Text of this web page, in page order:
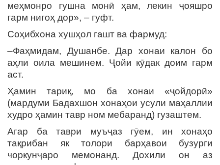
меҳмонро гушна монӣ ҳам, лекин ҷояшро
гарм нигоҳ дор», – гуфт.
Соҳибхона хушҳол гашт ва фармуд:
–Фаҳмидам, Душанбе. Дар хонаи калон бо
аҳли оила мешинем. Ҷойи кӯдак доим гарм
аст.
Ҳамин тариқ, мо ба хонаи «ҷойдорӣ»
(мардуми Бадахшон хонаҳои усули маҳаллии
худро ҳамин тавр ном мебаранд) гузаштем.
Агар ба таври муъҷаз гӯем, ин хонаҳо
тақрибан як толори барҳавои бузурги
чоркунҷаро мемонанд. Дохили он аз